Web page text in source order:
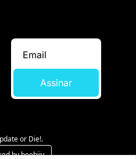
Assinar
or Die!.
by beehiiv